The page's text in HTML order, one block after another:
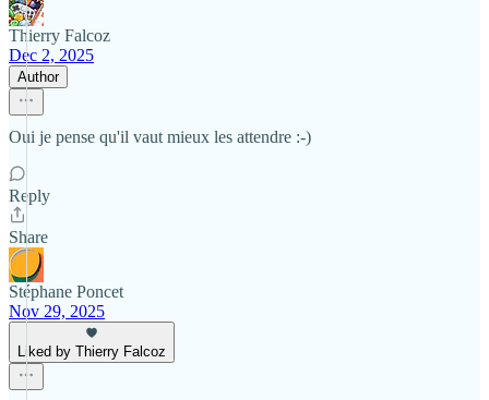
Thierry Falcoz
Dec 2, 2025
Author
Oui je pense qu'il vaut mieux les attendre :-)
Reply
Share
Stéphane Poncet
Nov 29, 2025
Liked by Thierry Falcoz